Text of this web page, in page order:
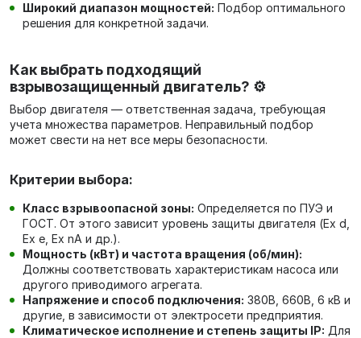
Широкий диапазон мощностей: Подбор оптимального
решения для конкретной задачи.
Как выбрать подходящий
взрывозащищенный двигатель? ⚙️
Выбор двигателя — ответственная задача, требующая
учета множества параметров. Неправильный подбор
может свести на нет все меры безопасности.
Критерии выбора:
Класс взрывоопасной зоны: Определяется по ПУЭ и
ГОСТ. От этого зависит уровень защиты двигателя (Ex d,
Ex e, Ex nA и др.).
Мощность (кВт) и частота вращения (об/мин):
Должны соответствовать характеристикам насоса или
другого приводимого агрегата.
Напряжение и способ подключения: 380В, 660В, 6 кВ и
другие, в зависимости от электросети предприятия.
Климатическое исполнение и степень защиты IP: Для